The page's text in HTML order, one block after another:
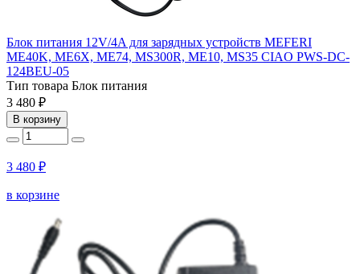
Блок питания 12V/4A для зарядных устройств MEFERI
ME40K, ME6X, ME74, MS300R, ME10, MS35 CIAO PWS-DC-
124BEU-05
Тип товара Блок питания
3 480 ₽
В корзину
3 480 ₽
в корзине